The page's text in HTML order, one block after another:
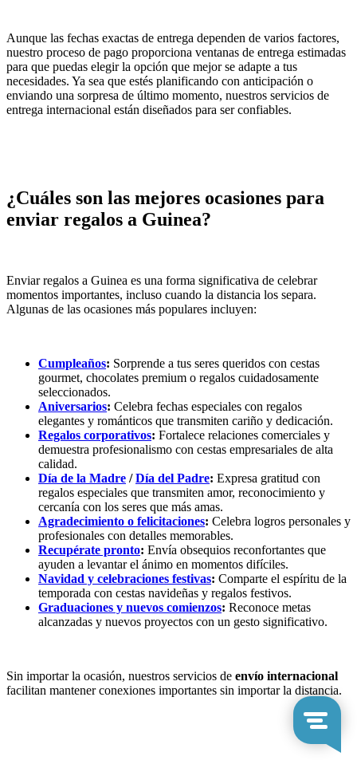
Aunque las fechas exactas de entrega dependen de varios factores,
nuestro proceso de pago proporciona ventanas de entrega estimadas
para que puedas elegir la opción que mejor se adapte a tus
necesidades. Ya sea que estés planificando con anticipación o
enviando una sorpresa de último momento, nuestros servicios de
entrega internacional están diseñados para ser confiables.
¿Cuáles son las mejores ocasiones para
enviar regalos a Guinea?
Enviar regalos a Guinea es una forma significativa de celebrar
momentos importantes, incluso cuando la distancia los separa.
Algunas de las ocasiones más populares incluyen:
Cumpleaños: Sorprende a tus seres queridos con cestas
gourmet, chocolates premium o regalos cuidadosamente
seleccionados.
Aniversarios: Celebra fechas especiales con regalos
elegantes y románticos que transmiten cariño y dedicación.
Regalos corporativos: Fortalece relaciones comerciales y
demuestra profesionalismo con cestas empresariales de alta
calidad.
Día de la Madre /Día del Padre: Expresa gratitud con
regalos especiales que transmiten amor, reconocimiento y
cercanía con los seres que más amas.
Agradecimiento o felicitaciones: Celebra logros personales y
profesionales con detalles memorables.
Recupérate pronto: Envía obsequios reconfortantes que
ayuden a levantar el ánimo en momentos difíciles.
Navidad y celebraciones festivas: Comparte el espíritu de la
temporada con cestas navideñas y regalos festivos.
Graduaciones y nuevos comienzos: Reconoce metas
alcanzadas y nuevos proyectos con un gesto significativo.
Sin importar la ocasión, nuestros servicios de envío internacional
facilitan mantener conexiones importantes sin importar la distancia.